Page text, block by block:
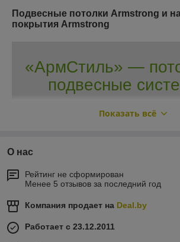
Подвесные потолки Armstrong и
покрытия Armstrong
«АрмСтиль» —
подвесные
материалы
Подвесные потолки и
мирового лидера — компании
ассортименте более 60
монтажа, профильные консультации,
Показать всё
О нас
Рейтинг не сформирован
Менее 5 отзывов за последний год
Компания продает на Deal.by
Работает с 23.12.2011